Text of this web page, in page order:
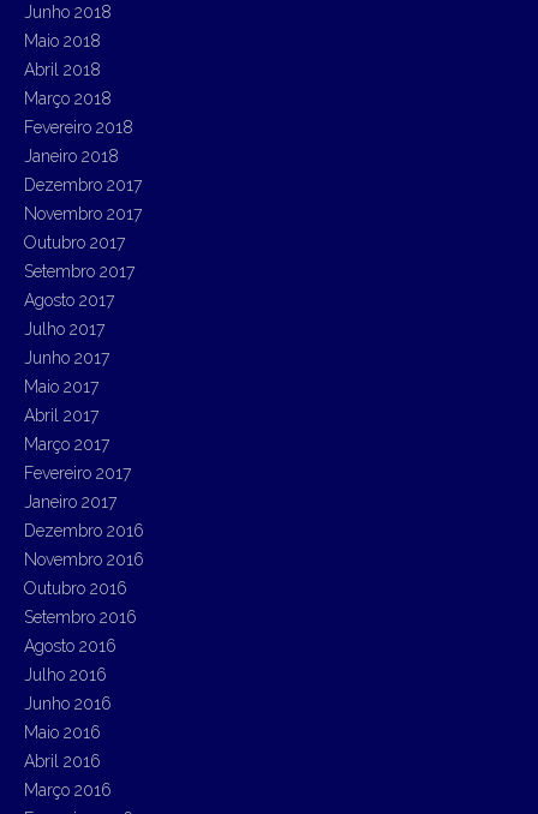
Junho 2018
Maio 2018
Abril 2018
Março 2018
Fevereiro 2018
Janeiro 2018
Dezembro 2017
Novembro 2017
Outubro 2017
Setembro 2017
Agosto 2017
Julho 2017
Junho 2017
Maio 2017
Abril 2017
Março 2017
Fevereiro 2017
Janeiro 2017
Dezembro 2016
Novembro 2016
Outubro 2016
Setembro 2016
Agosto 2016
Julho 2016
Junho 2016
Maio 2016
Abril 2016
Março 2016